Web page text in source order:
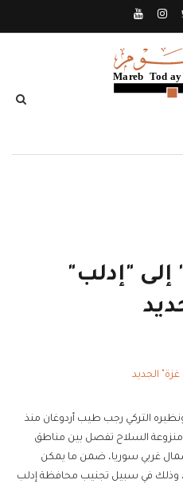
"إدلب"
التركي رجب طيب أردوغان منذ
منزوعة السلاح تفصل بين مناطق
غربي سوريا، ضمن ما يمكن
وذلك في سبيل تجنيب محافظة إدلب